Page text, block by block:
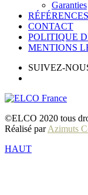
Garanties
RÉFÉRENCES
CONTACT
POLITIQUE
MENTIONS
SUIVEZ-
©ELCO 2020 tous
Réalisé parAzimuts
HAUT